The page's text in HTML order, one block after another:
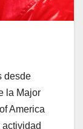
desde
la Major
America
actividad